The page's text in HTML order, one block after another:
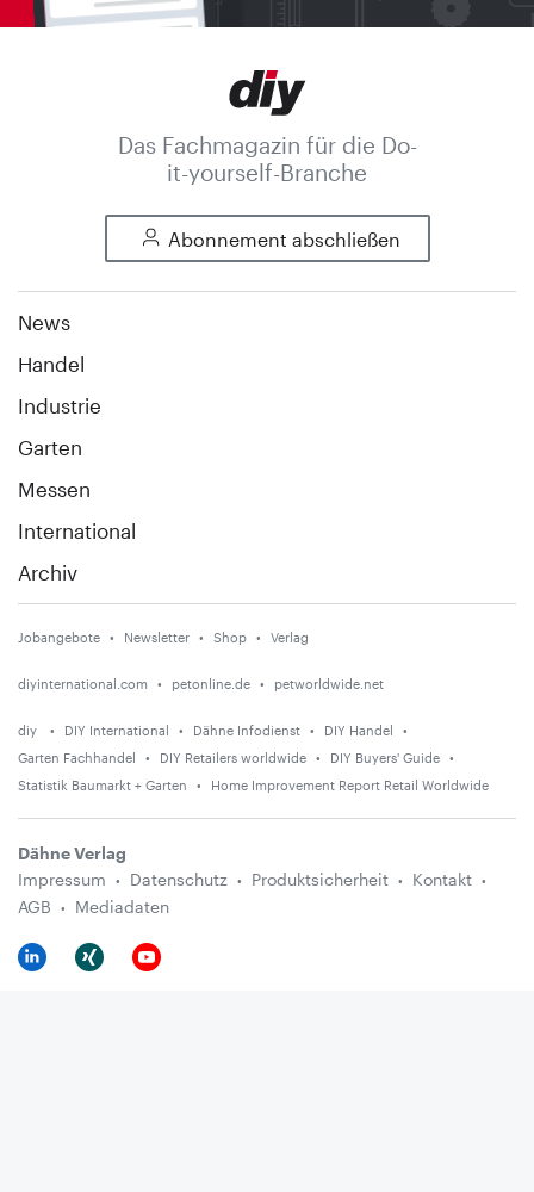
Das Fachmagazin für die Do-
it-yourself-Branche
Abonnement abschließen
News
Handel
Industrie
Garten
Messen
International
Archiv
Jobangebote Newsletter Shop Verlag
diyinternational.com petonline.de petworldwide.net
diy DIY International Dähne Infodienst
DIY Handel
Garten Fachhandel
DIY Retailers worldwide
DIY Buyers' Guide
Statistik Baumarkt + Garten
Home Improvement Report Retail Worldwide
Dähne Verlag
Impressum
Datenschutz Produktsicherheit
Kontakt
AGB
Mediadaten